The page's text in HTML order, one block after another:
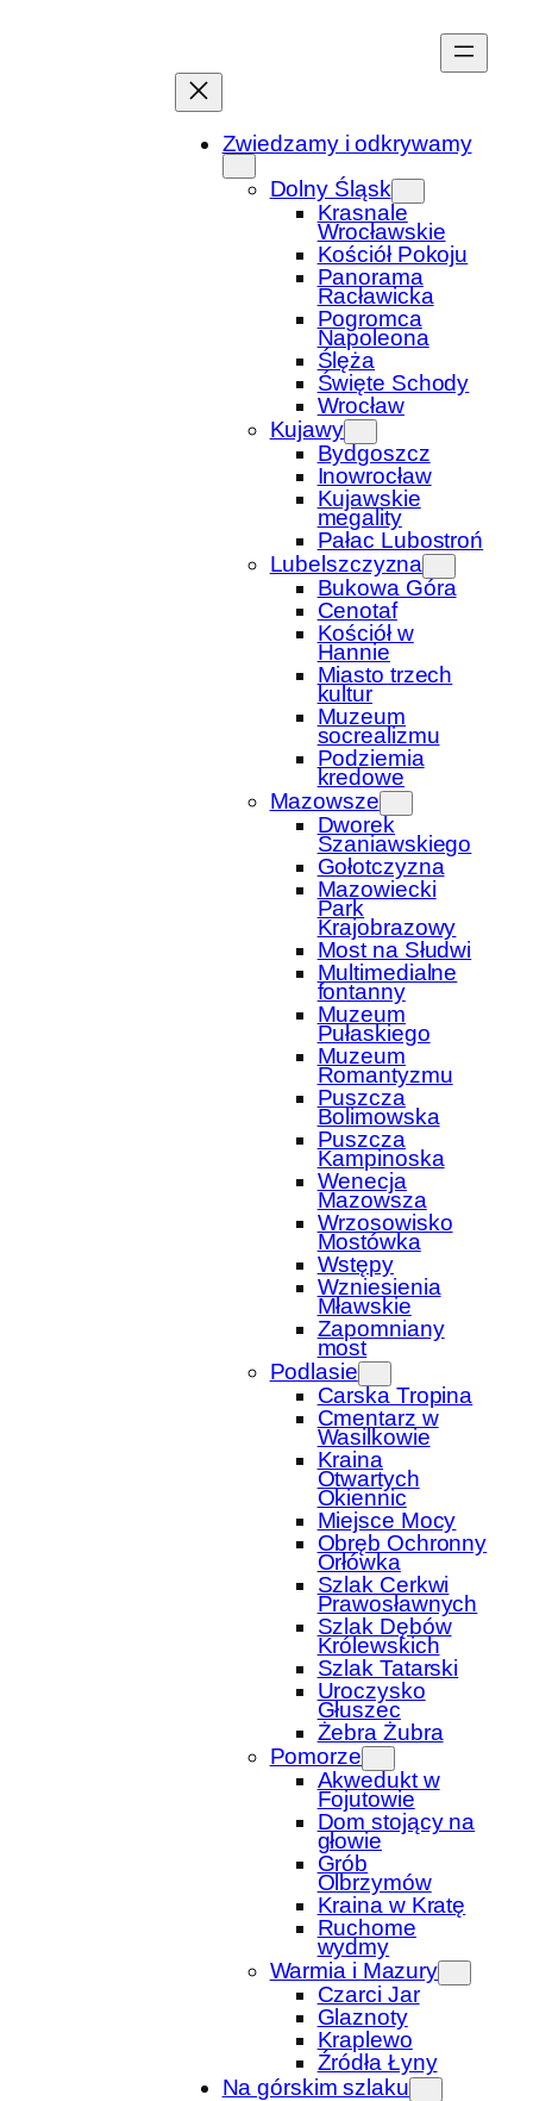
Zwiedzamy i odkrywamy
Dolny Śląsk
Krasnale
Wrocławskie
Kościół Pokoju
Panorama
Racławicka
Pogromca
Napoleona
Ślęża
Święte Schody
Wrocław
Kujawy
Bydgoszcz
Inowrocław
Kujawskie
megality
Pałac Lubostroń
Lubelszczyzna
Bukowa Góra
Cenotaf
Kościół w
Hannie
Miasto trzech
kultur
Muzeum
socrealizmu
Podziemia
kredowe
Mazowsze
Dworek
Szaniawskiego
Gołotczyzna
Mazowiecki
Park
Krajobrazowy
Most na Słudwi
Multimedialne
fontanny
Muzeum
Pułaskiego
Muzeum
Romantyzmu
Puszcza
Bolimowska
Puszcza
Kampinoska
Wenecja
Mazowsza
Wrzosowisko
Mostówka
Wstępy
Wzniesienia
Mławskie
Zapomniany
most
Podlasie
Carska Tropina
Cmentarz w
Wasilkowie
Kraina
Otwartych
Okiennic
Miejsce Mocy
Obręb Ochronny
Orłówka
Szlak Cerkwi
Prawosławnych
Szlak Dębów
Królewskich
Szlak Tatarski
Uroczysko
Głuszec
Żebra Żubra
Pomorze
Akwedukt w
Fojutowie
Dom stojący na
głowie
Grób
Olbrzymów
Kraina w Kratę
Ruchome
wydmy
Warmia i Mazury
Czarci Jar
Glaznoty
Kraplewo
Źródła Łyny
Na górskim szlaku